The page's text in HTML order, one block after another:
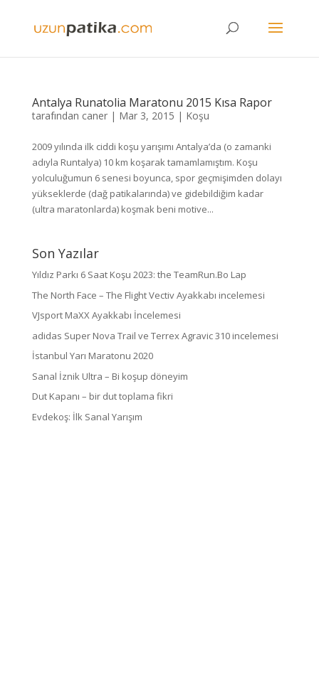
Antalya Runatolia Maratonu 2015 Kısa Rapor
tarafından caner| Mar 3, 2015 | Koşu
2009 yılında ilk ciddi koşu yarışımı Antalya’da (o zamanki
adıyla Runtalya) 10 km koşarak tamamlamıştım. Koşu
yolculuğumun 6 senesi boyunca, spor geçmişimden dolayı
yükseklerde (dağ patikalarında) ve gidebildiğim kadar
(ultra maratonlarda) koşmak beni motive...
Son Yazılar
Yıldız Parkı 6 Saat Koşu 2023: the TeamRun.Bo Lap
The North Face – The Flight Vectiv Ayakkabı incelemesi
VJsport MaXX Ayakkabı İncelemesi
adidas Super Nova Trail ve Terrex Agravic 310 incelemesi
İstanbul Yarı Maratonu 2020
Sanal İznik Ultra – Bi koşup döneyim
Dut Kapanı – bir dut toplama fikri
Evdekoş: İlk Sanal Yarışım